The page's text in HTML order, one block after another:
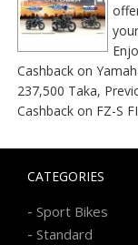
Cashback on
237,500 Taka,
Cashback on FZ-S
CATEGORIES
- Sport Bikes
- Standard